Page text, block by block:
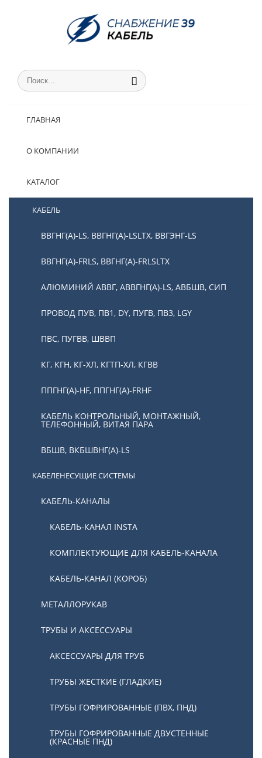
ГЛАВНАЯ
О КОМПАНИИ
КАТАЛОГ
КАБЕЛЬ
ВВГНГ(А)-LS, ВВГНГ(А)-LSLTX, ВВГЭНГ-LS
ВВГНГ(А)-FRLS, ВВГНГ(А)-FRLSLTX
АЛЮМИНИЙ АВВГ, АВВГНГ(А)-LS, АВБШВ, СИП
ПРОВОД ПУВ, ПВ1, DY, ПУГВ, ПВ3, LGY
ПВС, ПУГВВ, ШВВП
КГ, КГН, КГ-ХЛ, КГТП-ХЛ, КГВВ
ППГНГ(А)-HF, ППГНГ(А)-FRHF
КАБЕЛЬ КОНТРОЛЬНЫЙ, МОНТАЖНЫЙ,
ТЕЛЕФОННЫЙ, ВИТАЯ ПАРА
ВБШВ, ВКБШВНГ(А)-LS
КАБЕЛЕНЕСУЩИЕ СИСТЕМЫ
КАБЕЛЬ-КАНАЛЫ
КАБЕЛЬ-КАНАЛ INSTA
КОМПЛЕКТУЮЩИЕ ДЛЯ КАБЕЛЬ-КАНАЛА
КАБЕЛЬ-КАНАЛ (КОРОБ)
МЕТАЛЛОРУКАВ
ТРУБЫ И АКСЕССУАРЫ
АКСЕССУАРЫ ДЛЯ ТРУБ
ТРУБЫ ЖЕСТКИЕ (ГЛАДКИЕ)
ТРУБЫ ГОФРИРОВАННЫЕ (ПВХ, ПНД)
ТРУБЫ ГОФРИРОВАННЫЕ ДВУСТЕННЫЕ
(КРАСНЫЕ ПНД)